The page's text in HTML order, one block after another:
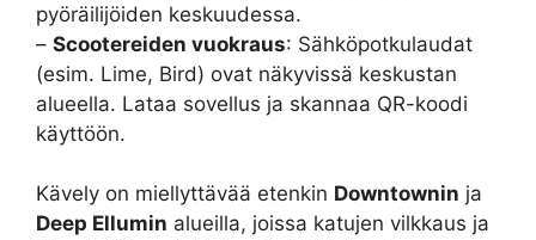
pyöräilijöiden keskuudessa.
– Scootereiden vuokraus: Sähköpotkulaudat
(esim. Lime, Bird) ovat näkyvissä keskustan
alueella. Lataa sovellus ja skannaa QR-koodi
käyttöön.
Kävely on miellyttävää etenkin Downtownin ja
Deep Ellumin alueilla, joissa katujen vilkkaus ja